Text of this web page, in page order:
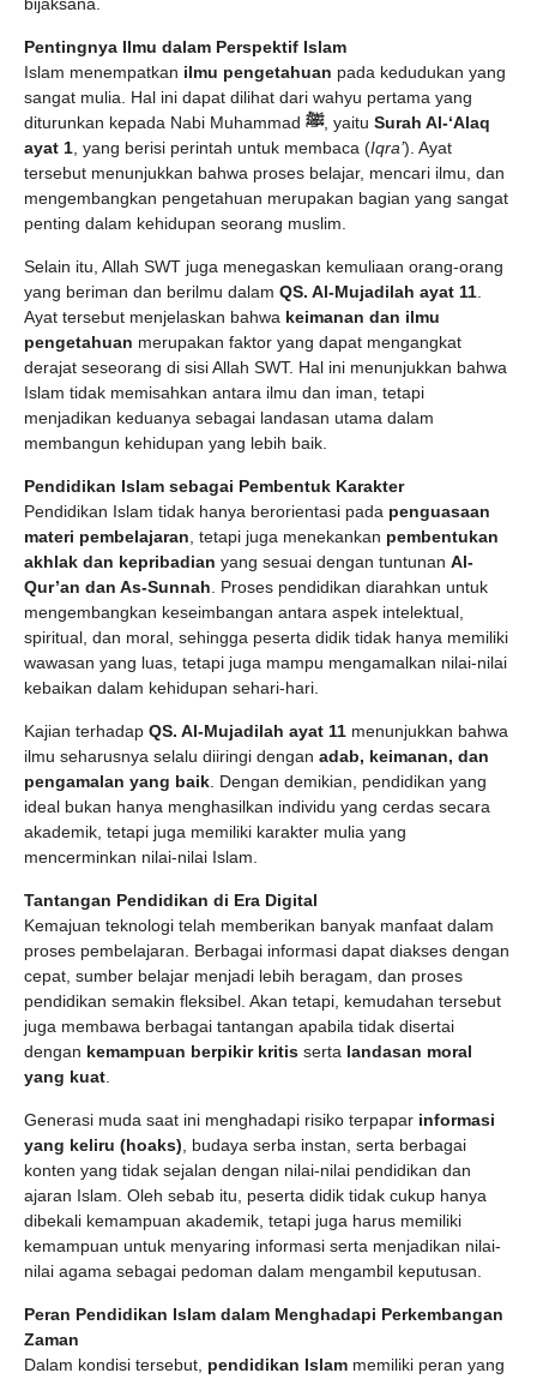
Pentingnya Ilmu dalam Perspektif Islam
Islam menempatkan ilmu pengetahuan pada kedudukan yang
sangat mulia. Hal ini dapat dilihat dari wahyu pertama yang
diturunkan kepada Nabi Muhammad ﷺ, yaitu Surah Al-‘Alaq
ayat 1 , yang berisi perintah untuk membaca (Iqra’). Ayat
tersebut menunjukkan bahwa proses belajar, mencari ilmu, dan
mengembangkan pengetahuan merupakan bagian yang sangat
penting dalam kehidupan seorang muslim.
Selain itu, Allah SWT juga menegaskan kemuliaan orang-orang
yang beriman dan berilmu dalam QS. Al-Mujadilah ayat 11
Ayat tersebut menjelaskan bahwa keimanan dan ilmu
pengetahuan merupakan faktor yang dapat mengangkat
derajat seseorang di sisi Allah SWT. Hal ini menunjukkan bahwa
Islam tidak memisahkan antara ilmu dan iman, tetapi
menjadikan keduanya sebagai landasan utama dalam
membangun kehidupan yang lebih baik.
Pendidikan Islam sebagai Pembentuk Karakter
Pendidikan Islam tidak hanya berorientasi pada penguasaan
materi pembelajaran , tetapi juga menekankan pembentukan
akhlak dan kepribadian yang sesuai dengan tuntunan Al-
Qur’an dan As-Sunnah . Proses pendidikan diarahkan untuk
mengembangkan keseimbangan antara aspek intelektual,
spiritual, dan moral, sehingga peserta didik tidak hanya memiliki
wawasan yang luas, tetapi juga mampu mengamalkan nilai-nilai
kebaikan dalam kehidupan sehari-hari.
Kajian terhadap QS. Al-Mujadilah ayat 11 menunjukkan bahwa
ilmu seharusnya selalu diiringi dengan adab, keimanan, dan
pengamalan yang baik . Dengan demikian, pendidikan yang
ideal bukan hanya menghasilkan individu yang cerdas secara
akademik, tetapi juga memiliki karakter mulia yang
mencerminkan nilai-nilai Islam.
Tantangan Pendidikan di Era Digital
Kemajuan teknologi telah memberikan banyak manfaat dalam
proses pembelajaran. Berbagai informasi dapat diakses dengan
cepat, sumber belajar menjadi lebih beragam, dan proses
pendidikan semakin fleksibel. Akan tetapi, kemudahan tersebut
juga membawa berbagai tantangan apabila tidak disertai
dengan kemampuan berpikir kritis serta landasan moral
yang kuat
Generasi muda saat ini menghadapi risiko terpapar informasi
yang keliru (hoaks) , budaya serba instan, serta berbagai
konten yang tidak sejalan dengan nilai-nilai pendidikan dan
ajaran Islam. Oleh sebab itu, peserta didik tidak cukup hanya
dibekali kemampuan akademik, tetapi juga harus memiliki
kemampuan untuk menyaring informasi serta menjadikan nilai-
nilai agama sebagai pedoman dalam mengambil keputusan.
Peran Pendidikan Islam dalam Menghadapi Perkembangan
Zaman
Dalam kondisi tersebut, pendidikan Islam memiliki peran yang